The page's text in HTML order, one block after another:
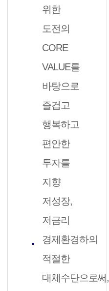
위한
도전의
CORE
VALUE를
바탕으로
즐겁고
행복하고
편안한
투자를
지향
저성장,
저금리
경제환경하의
적절한
대체수단으로써,